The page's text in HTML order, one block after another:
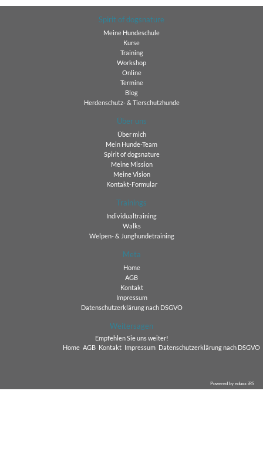
Spirit of dogsnature
Meine Hundeschule
Kurse
Training
Workshop
Online
Termine
Blog
Herdenschutz- & Tierschutzhunde
Über uns
Über mich
Mein Hunde-Team
Spirit of dogsnature
Meine Mission
Meine Vision
Kontakt-Formular
Trainings
Individualtraining
Walks
Welpen- & Junghundetraining
Meta
Home
AGB
Kontakt
Impressum
Datenschutzerklärung nach DSGVO
Weitersagen
Empfehlen Sie uns weiter!
Home AGB Kontakt Impressum Datenschutzerklärung nach DSGVO
Powered by eduxx iRS